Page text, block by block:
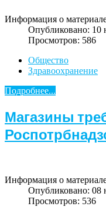
Информация о
Опубликовано: 10
Просмотров: 586
Общество
Здравоохранение
Подробнее...
Магазины
Информация о
Опубликовано: 08
Просмотров: 536